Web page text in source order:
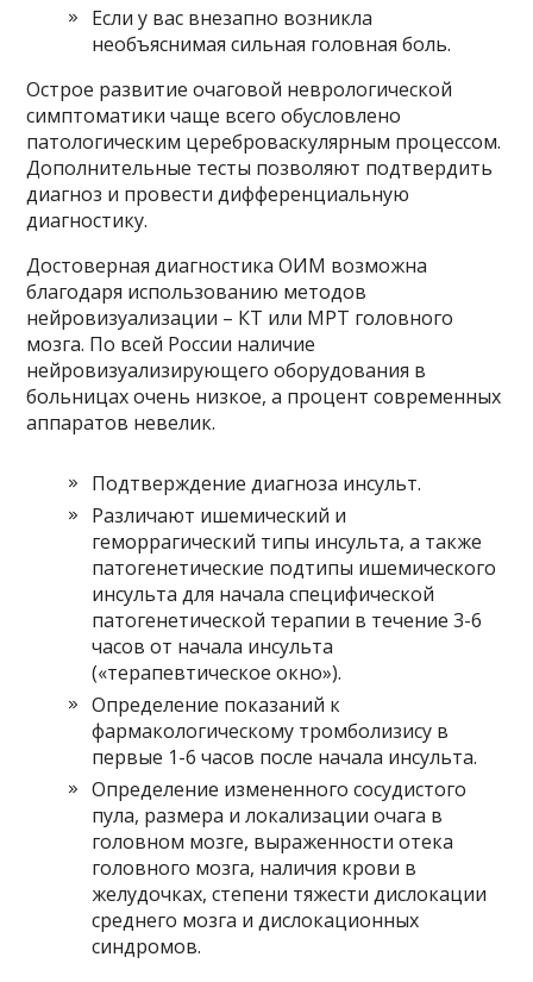
Если у вас внезапно возникла
необъяснимая сильная головная боль.
Острое развитие очаговой неврологической
симптоматики чаще всего обусловлено
патологическим цереброваскулярным процессом.
Дополнительные тесты позволяют подтвердить
диагноз и провести дифференциальную
диагностику.
Достоверная диагностика ОИМ возможна
благодаря использованию методов
нейровизуализации – КТ или МРТ головного
мозга. По всей России наличие
нейровизуализирующего оборудования в
больницах очень низкое, а процент современных
аппаратов невелик.
Подтверждение диагноза инсульт.
Различают ишемический и
геморрагический типы инсульта, а также
патогенетические подтипы ишемического
инсульта для начала специфической
патогенетической терапии в течение 3-6
часов от начала инсульта
(«терапевтическое окно»).
Определение показаний к
фармакологическому тромболизису в
первые 1-6 часов после начала инсульта.
Определение измененного сосудистого
пула, размера и локализации очага в
головном мозге, выраженности отека
головного мозга, наличия крови в
желудочках, степени тяжести дислокации
среднего мозга и дислокационных
синдромов.